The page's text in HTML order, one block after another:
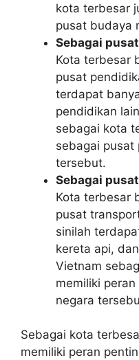
kota terbesar
pusat budaya
Sebagai
Kota terbesar
pusat
terdapat
pendidikan
sebagai kota
sebagai pusat
tersebut.
Sebagai
Kota terbesar
pusat
sinilah
kereta api,
Vietnam
memiliki
negara
Sebagai kota
memiliki peran